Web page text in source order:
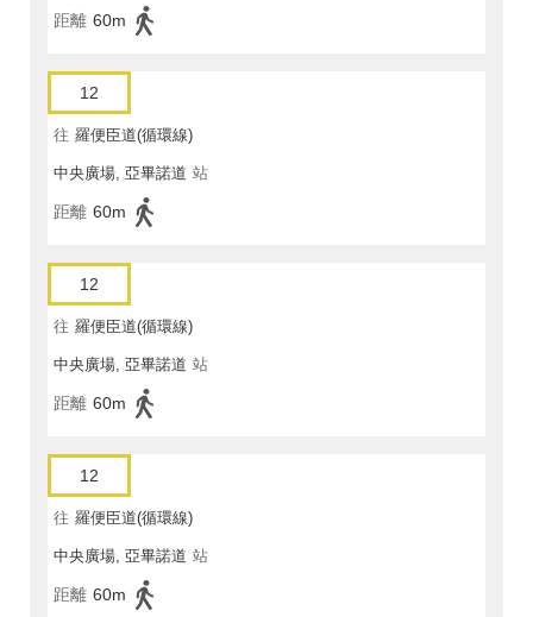
距離 60m
12
往 羅便臣道(循環線)
中央廣場, 亞畢諾道 站
距離 60m
12
往 羅便臣道(循環線)
中央廣場, 亞畢諾道 站
距離 60m
12
往 羅便臣道(循環線)
中央廣場, 亞畢諾道 站
距離 60m